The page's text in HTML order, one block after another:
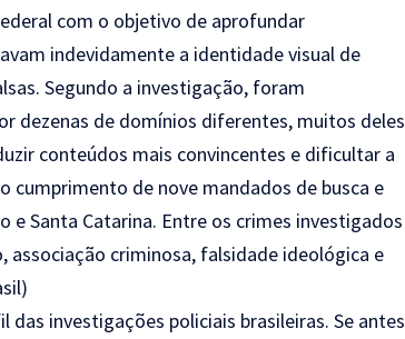
com o objetivo de aprofundar
indevidamente a identidade visual de
Segundo a investigação, foram
dezenas de domínios diferentes, muitos deles
conteúdos mais convincentes e dificultar a
de nove mandados de busca e
e Santa Catarina. Entre os crimes investigados
criminosa, falsidade ideológica e
)
investigações policiais brasileiras. Se antes